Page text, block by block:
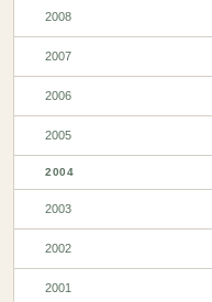
2008
2007
2006
2005
2004
2003
2002
2001